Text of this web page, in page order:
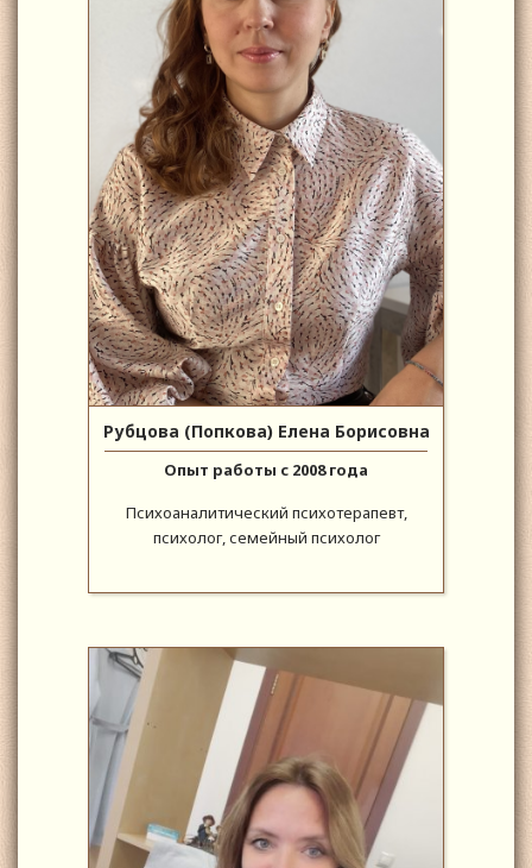
Рубцова (Попкова) Елена Борисовна
Опыт работы с 2008 года
Психоаналитический психотерапевт,
психолог, семейный психолог